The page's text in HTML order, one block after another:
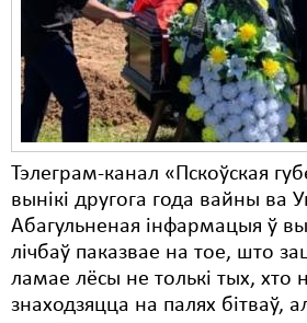
Тэлеграм-канал «Пскоўская
вынікі другога года вайны ва
Абагульненая інфармацыя ў
лічбаў паказвае на тое, што
ламае лёсы не толькі тых, хто
знаходзяцца на палях бітваў,
КПЧ ААН
Культурныя правы
ЛПП
Мігранты
Мірныя сходы
Палітвязьні
Праваабаронцы